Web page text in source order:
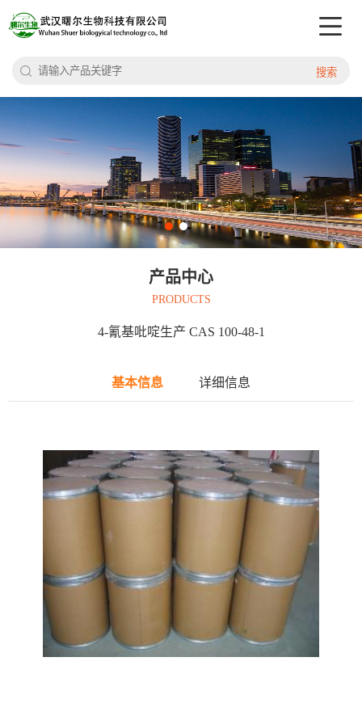
搜索
产品中心
PRODUCTS
4-氰基吡啶生产 CAS 100-48-1
基本信息 详细信息